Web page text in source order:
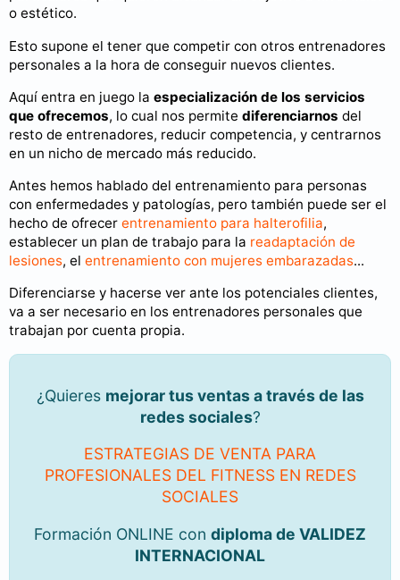
o estético.
Esto supone el tener que competir con otros entrenadores
personales a la hora de conseguir nuevos clientes.
Aquí entra en juego la especialización de los servicios
que ofrecemos, lo cual nos permite diferenciarnos del
resto de entrenadores, reducir competencia, y centrarnos
en un nicho de mercado más reducido.
Antes hemos hablado del entrenamiento para personas
con enfermedades y patologías, pero también puede ser el
hecho de ofrecer entrenamiento para halterofilia,
establecer un plan de trabajo para la readaptación de
lesiones, el entrenamiento con mujeres embarazadas...
Diferenciarse y hacerse ver ante los potenciales clientes,
va a ser necesario en los entrenadores personales que
trabajan por cuenta propia.
¿Quieres mejorar tus ventas a través de las
redes sociales?
ESTRATEGIAS DE VENTA PARA
PROFESIONALES DEL FITNESS EN REDES
SOCIALES
Formación ONLINE con diploma de VALIDEZ
INTERNACIONAL